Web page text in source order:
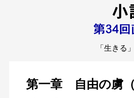
「生きる
第一章 自由の虜